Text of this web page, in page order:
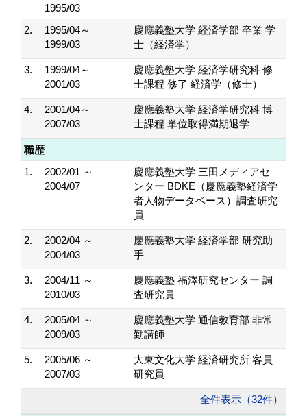
1995/03
2.
1995/04～
1999/03
慶應義塾大学 経済学部 卒業 学
士（経済学）
3.
1999/04～
2001/03
慶應義塾大学 経済学研究科 修
士課程 修了 経済学（修士）
4.
2001/04～
2007/03
慶應義塾大学 経済学研究科 博
士課程 単位取得満期退学
職歴
1.
2002/01 ～
2004/07
慶應義塾大学 三田メディアセ
ンター BDKE（慶應義塾経済学
者人物データベース）調査研究
員
2.
2002/04 ～
2004/03
慶應義塾大学 経済学部 研究助
手
3.
2004/11 ～
2010/03
慶應義塾 福澤研究センター 調
査研究員
4.
2005/04 ～
2009/03
慶應義塾大学 通信教育部 非常
勤講師
5.
2005/06 ～
2007/03
大東文化大学 経済研究所 客員
研究員
全件表示（32件）